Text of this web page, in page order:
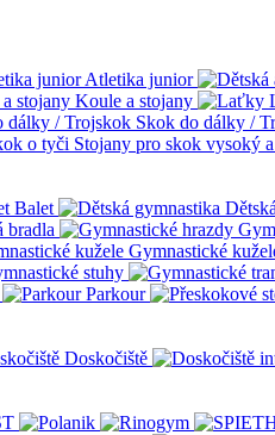
Atletika junior
Koule a stojany
Skok do dálky /
Stojany pro skok vysoký
Balet
bradla
Gymnastické
stuhy
Parkour
Doskočiště